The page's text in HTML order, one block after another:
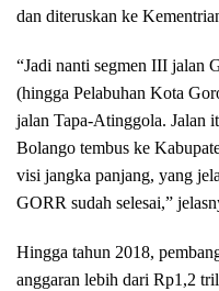
dan diteruskan ke
“Jadi nanti segmen III jalan
(hingga Pelabuhan Kota
jalan Tapa-Atinggola. Jalan
Bolango tembus ke
visi jangka panjang, yang
GORR sudah selesai,”
Hingga tahun 2018,
anggaran lebih dari Rp1,2